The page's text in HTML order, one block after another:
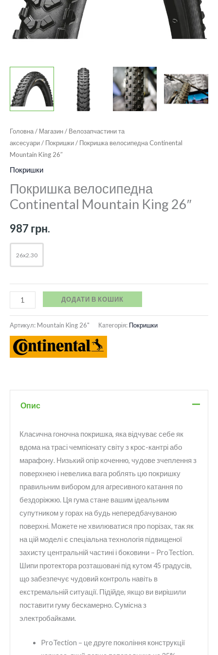
Головна/ Магазин/ Велозапчастини та
аксесуари/ Покришки/ Покришка велосипедна Continental
Mountain King 26″
Покришки
Покришка велосипедна
Continental Mountain King 26″
987 грн.
26x2.30
ДОДАТИ В КОШИК
Артикул:Mountain King 26" Категорія: Покришки
Опис
Класична гоночна покришка, яка відчуває себе як
вдома на трасі чемпіонату світу з крос-кантрі або
марафону. Низький опір коченню, чудове зчеплення з
поверхнею і невелика вага роблять цю покришку
правильним вибором для агресивного катання по
бездоріжжю. Ця гума стане вашим ідеальним
супутником у горах на будь непередбачуваною
поверхні. Можете не хвилюватися про порізах, так як
на цій моделі є спеціальна технологія підвищеної
захисту центральній частині і боковини – ProTection.
Шипи протектора розташовані під кутом 45 градусів,
що забезпечує чудовий контроль навіть в
екстремальній ситуації. Підійде, якщо ви вирішили
поставити гуму бескамерно. Сумісна з
электробайками.
ProTection – це друге покоління конструкції